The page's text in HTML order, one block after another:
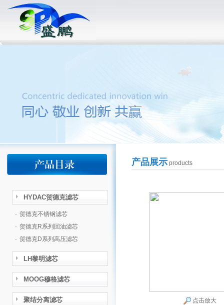
HYDAC贺德克滤芯
· 贺德克不锈钢滤芯
· 贺德克R系列回油滤芯
· 贺德克D系列高压滤芯
LH黎明滤芯
MOOG穆格滤芯
聚结分离滤芯
产品展示products
点击放大